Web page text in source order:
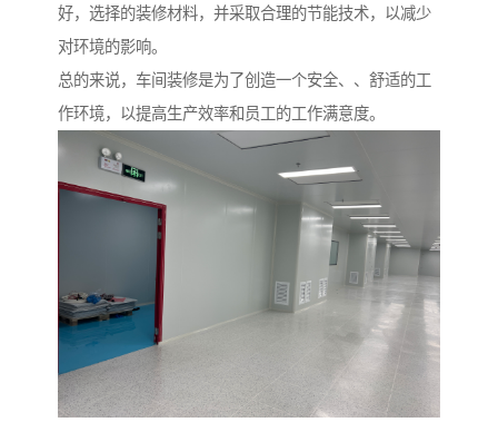
好，选择的装修材料，并采取合理的节能技术，以减少
对环境的影响。
总的来说，车间装修是为了创造一个安全、、舒适的工
作环境，以提高生产效率和员工的工作满意度。